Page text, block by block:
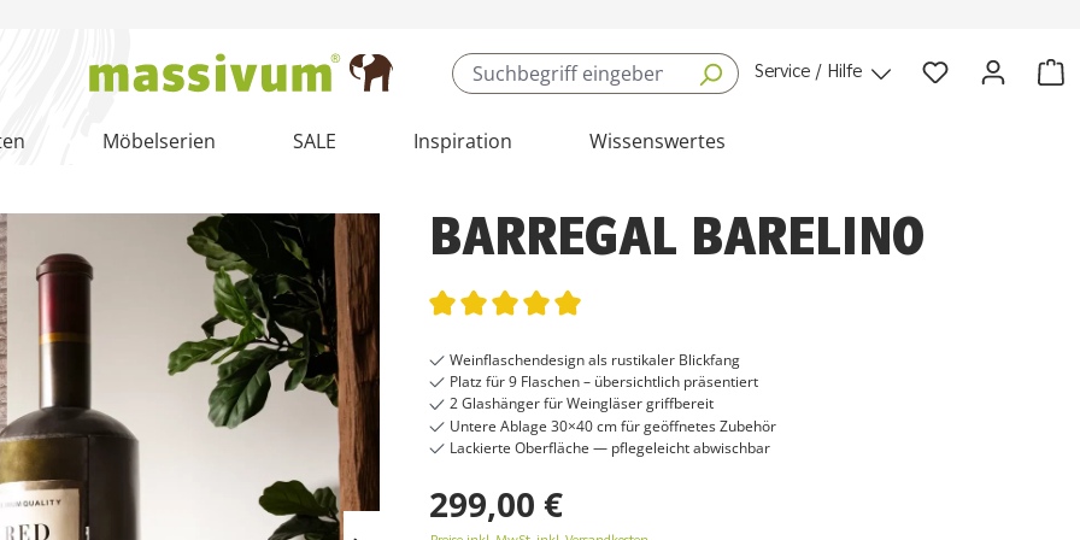
Service / Hilfe
Möbelserien SALE Inspiration
Wissenswertes
BARREGAL BARELINO
Weinflaschendesign als rustikaler Blickfang
Platz für 9 Flaschen – übersichtlich präsentiert
2 Glashänger für Weingläser griffbereit
Untere Ablage 30×40 cm für geöffnetes Zubehör
Lackierte Oberfläche — pflegeleicht abwischbar
299,00 €